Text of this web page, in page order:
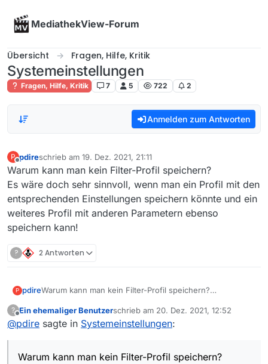
MediathekView-Forum
Übersicht Fragen, Hilfe, Kritik
Systemeinstellungen
Fragen, Hilfe, Kritik 7 5 722 2
Anmelden zum Antworten
P pdireschrieb am 19. Dez. 2021, 21:11
zuletzt editiert von
Warum kann man kein Filter-Profil speichern?
Es wäre doch sehr sinnvoll, wenn man ein Profil mit den
entsprechenden Einstellungen speichern könnte und ein
weiteres Profil mit anderen Parametern ebenso
speichern kann!
? 2 Antworten
P pdireWarum kann man kein Filter-Profil speichern?
entsprechenden Einstellungen speichern könnte und ein
weiteres Profil mit anderen Parametern ebenso
?
Offline
Ein ehemaliger Benutzerschrieb am 20. Dez. 2021, 12:52
zuletzt editiert von
@pdire sagte in Systemeinstellungen:
Warum kann man kein Filter-Profil speichern?